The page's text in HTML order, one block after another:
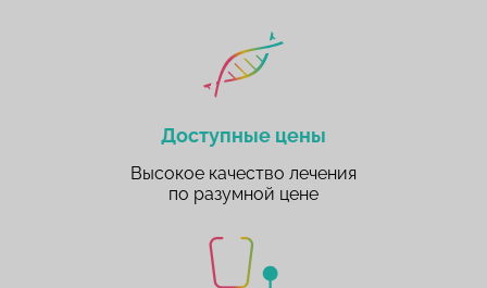
Доступные цены
Высокое качество лечения
по разумной цене